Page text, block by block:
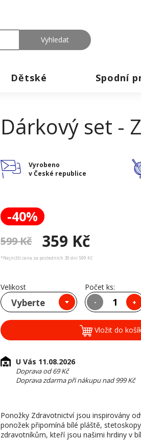
Dětské Spodní
Dárkový set -
Vyrobeno
v České republice
-40%
599 Kč 359 Kč
*Nejnižší cena za posledních 30 dní 599 Kč
Velikost
Vyberte
Počet ks:
- +
Vložit do
U Vás 11.08.2026
Doprava od 69 Kč
Doprava zdarma při nákupu nad 999 Kč
Ponožky Zdravotnictví jsou inspirovány
ponožek připomíná bílé pláště,
zdravotníkům, kteří jsou našimi hrdiny v